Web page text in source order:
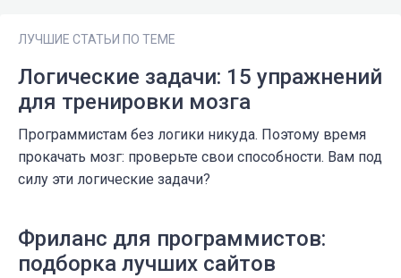
ЛУЧШИЕ СТАТЬИ ПО ТЕМЕ
Логические задачи: 15 упражнений
для тренировки мозга
Программистам без логики никуда. Поэтому время
прокачать мозг: проверьте свои способности. Вам под
силу эти логические задачи?
Фриланс для программистов:
подборка лучших сайтов